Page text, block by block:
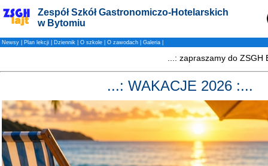
Zespół Szkół Gastronomiczo-Hotelarskich
w Bytomiu
Newsy Plan lekcji Dziennik O szkole O zawodach Galeria
...: WAKACJE 2026 :...